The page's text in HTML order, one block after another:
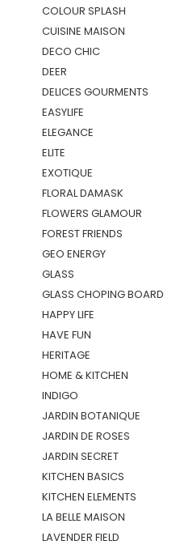
COLOUR SPLASH
CUISINE MAISON
DECO CHIC
DEER
DELICES GOURMENTS
EASYLIFE
ELEGANCE
ELITE
EXOTIQUE
FLORAL DAMASK
FLOWERS GLAMOUR
FOREST FRIENDS
GEO ENERGY
GLASS
GLASS CHOPING BOARD
HAPPY LIFE
HAVE FUN
HERITAGE
HOME & KITCHEN
INDIGO
JARDIN BOTANIQUE
JARDIN DE ROSES
JARDIN SECRET
KITCHEN BASICS
KITCHEN ELEMENTS
LA BELLE MAISON
LAVENDER FIELD